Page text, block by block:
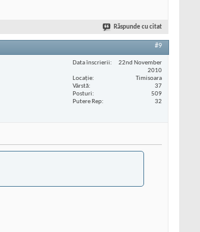
Răspunde cu citat
#9
Data înscrierii
22nd November
2010
Locaţie
Timisoara
Vârstă
37
Posturi
509
Putere Rep
32